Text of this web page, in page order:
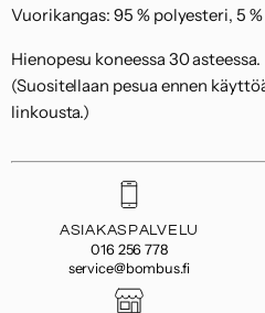
Vuorikangas: 95 % polyesteri, 5
Hienopesu koneessa 30 asteessa.
(Suositellaan pesua ennen
linkousta.)
ASIAKASPALVELU
016 256 778
service@bombus.fi